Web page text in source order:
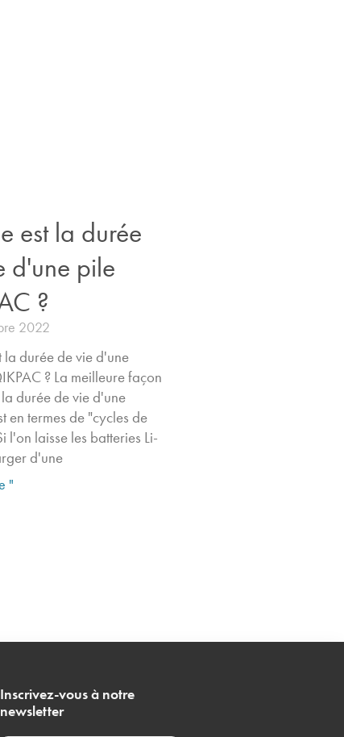
est la durée
d'une pile
?
2022
la durée de vie d'une
? La meilleure façon
durée de vie d'une
en termes de "cycles de
l'on laisse les batteries Li-
d'une
"
Inscrivez-vous à notre
newsletter